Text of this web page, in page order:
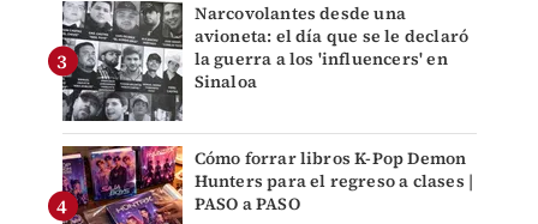
Narcovolantes desde una
avioneta: el día que se le declaró
la guerra a los 'influencers' en
Sinaloa
Cómo forrar libros K-Pop Demon
Hunters para el regreso a clases |
PASO a PASO